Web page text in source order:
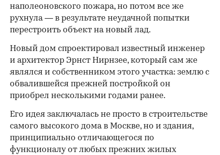
наполеоновского пожара, но потом все же
рухнула — в результате неудачной попытки
перестроить объект на новый лад.
Новый дом спроектировал известный инженер
и архитектор Эрнст Нирнзее, который сам же
являлся и собственником этого участка: землю с
обвалившейся прежней постройкой он
приобрел несколькими годами ранее.
Его идея заключалась не просто в строительстве
самого высокого дома в Москве, но и здания,
принципиально отличающегося по
функционалу от любых прежних жилых